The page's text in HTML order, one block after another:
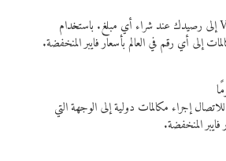
تتم إضافة رصيد Viber Out إلى رصيدك عند شراء أي مبلغ. باستخدام
إلى أي رقم في العالم بأسعار فايبر المنخفضة.
خطة الـ 30 يوماً للاتصال إجراء مكالمات دولية إلى الوجهة التي